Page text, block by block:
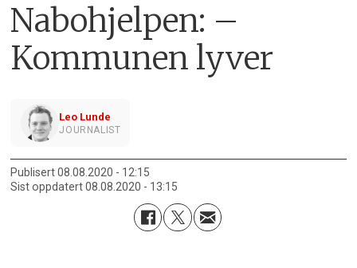
Nabohjelpen: –⁠
Kommunen lyver
Leo Lunde
JOURNALIST
Publisert
08.08.2020 - 12:15
Sist oppdatert
08.08.2020 - 13:15